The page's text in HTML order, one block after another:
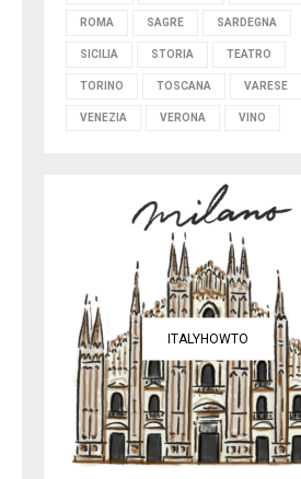
ROMA SAGRE SARDEGNA
SICILIA STORIA TEATRO
TORINO TOSCANA VARESE
VENEZIA VERONA VINO
ITALYHOWTO